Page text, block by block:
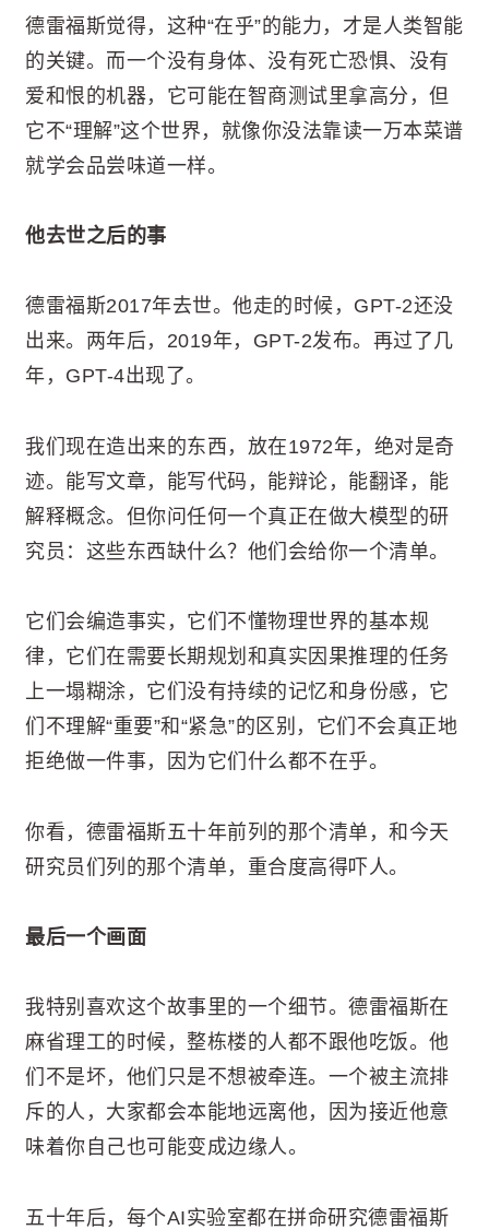
德雷福斯觉得，这种“在乎”的能力，才是人类智能
的关键。而一个没有身体、没有死亡恐惧、没有
爱和恨的机器，它可能在智商测试里拿高分，但
它不“理解”这个世界，就像你没法靠读一万本菜谱
就学会品尝味道一样。
他去世之后的事
德雷福斯2017年去世。他走的时候，GPT-2还没
出来。两年后，2019年，GPT-2发布。再过了几
年，GPT-4出现了。
我们现在造出来的东西，放在1972年，绝对是奇
迹。能写文章，能写代码，能辩论，能翻译，能
解释概念。但你问任何一个真正在做大模型的研
究员：这些东西缺什么？他们会给你一个清单。
它们会编造事实，它们不懂物理世界的基本规
律，它们在需要长期规划和真实因果推理的任务
上一塌糊涂，它们没有持续的记忆和身份感，它
们不理解“重要”和“紧急”的区别，它们不会真正地
拒绝做一件事，因为它们什么都不在乎。
你看，德雷福斯五十年前列的那个清单，和今天
研究员们列的那个清单，重合度高得吓人。
最后一个画面
我特别喜欢这个故事里的一个细节。德雷福斯在
麻省理工的时候，整栋楼的人都不跟他吃饭。他
们不是坏，他们只是不想被牵连。一个被主流排
斥的人，大家都会本能地远离他，因为接近他意
味着你自己也可能变成边缘人。
五十年后，每个AI实验室都在拼命研究德雷福斯